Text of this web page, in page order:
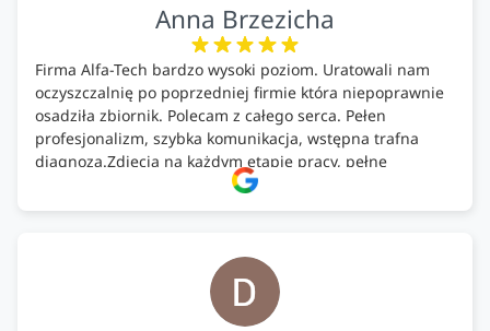
Anna Brzezicha
Firma Alfa-Tech bardzo wysoki poziom. Uratowali nam
oczyszczalnię po poprzedniej firmie która niepoprawnie
osadziła zbiornik. Polecam z całego serca. Pełen
profesjonalizm, szybka komunikacja, wstępna trafna
diagnoza.Zdjęcia na każdym etapie pracy, pełne
doradztwo.Dobrze wyszkoleni i znający się na rzeczy.
Podsumowując ekipa na wysokim poziomie, rzetelna.